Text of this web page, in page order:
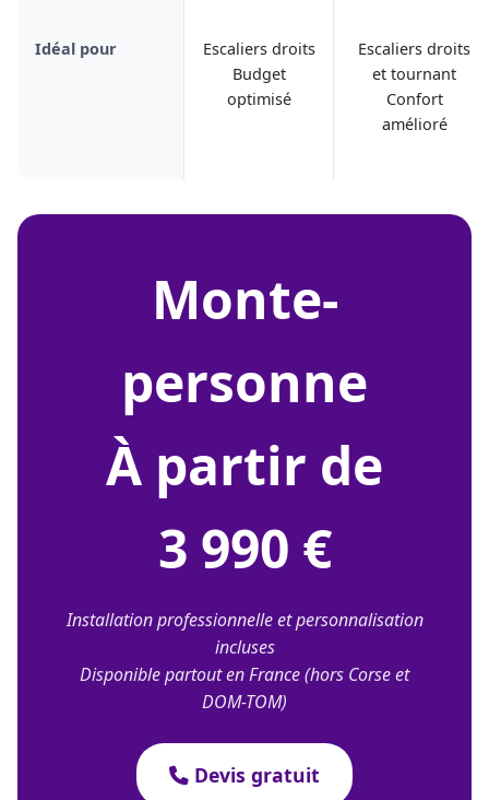
Idéal pour
Escaliers droits
Budget
optimisé
Escaliers droits
et tournant
Confort
amélioré
monte-
personne
À partir de
3 990 €
Installation professionnelle et personnalisation
incluses
Disponible partout en France (hors Corse et
DOM-TOM)
Devis gratuit